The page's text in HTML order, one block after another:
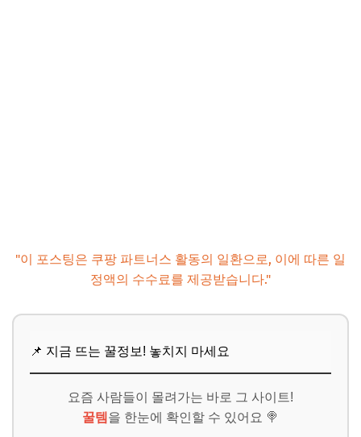
"이 포스팅은 쿠팡 파트너스 활동의 일환으로, 이에 따른 일
정액의 수수료를 제공받습니다."
📌 지금 뜨는 꿀정보! 놓치지 마세요
요즘 사람들이 몰려가는 바로 그 사이트!
꿀템 을 한눈에 확인할 수 있어요 🍭